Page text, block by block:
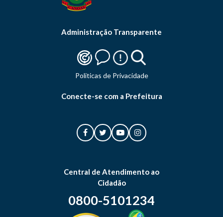
Administração Transparente
Politicas de Privacidade
Conecte-se com a Prefeitura
Central de Atendimento ao
Cidadão
0800-5101234